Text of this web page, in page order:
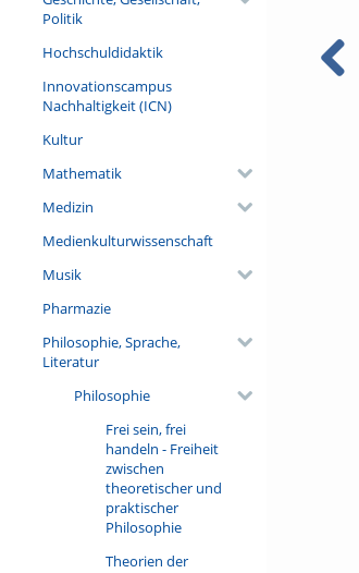
Politik
Hochschuldidaktik
Innovationscampus
Nachhaltigkeit (ICN)
Kultur
Mathematik
Medizin
Medienkulturwissenschaft
Musik
Pharmazie
Philosophie, Sprache,
Literatur
Philosophie
Frei sein, frei
handeln - Freiheit
zwischen
theoretischer und
praktischer
Philosophie
Theorien der